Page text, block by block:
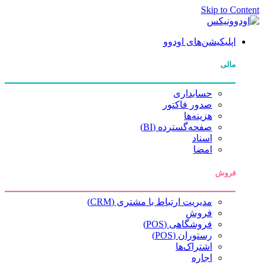
Skip to Content
اپلیکیشن‌های اودوو
مالی
حسابداری
صدور فاکتور
هزینه‌ها
صفحه‌گسترده (BI)
اسناد
امضا
فروش
مدیریت ارتباط با مشتری (CRM)
فروش
فروشگاهی (POS)
رستوران (POS)
اشتراک‌ها
اجاره